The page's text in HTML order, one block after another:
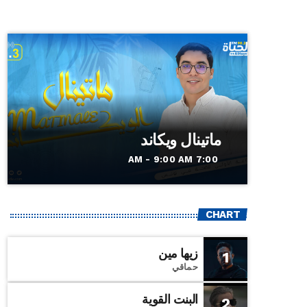
ماتينال ويكاند
7:00 AM - 9:00 AM
CHART
1 زيها مين
حماقي
2 البنت القوية